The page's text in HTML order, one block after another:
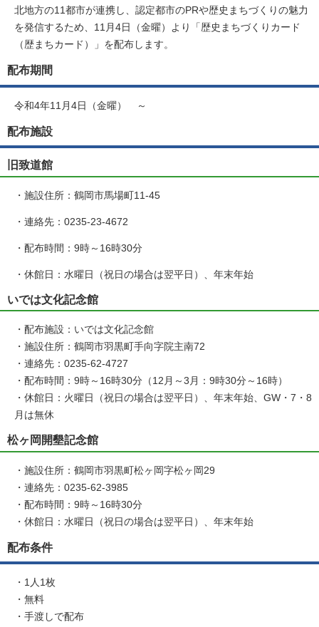
北地方の11都市が連携し、認定都市のPRや歴史まちづくりの魅力
を発信するため、11月4日（金曜）より「歴史まちづくりカード
（歴まちカード）」を配布します。
配布期間
令和4年11月4日（金曜） ～
配布施設
旧致道館
・施設住所：鶴岡市馬場町11-45
・連絡先：0235-23-4672
・配布時間：9時～16時30分
・休館日：水曜日（祝日の場合は翌平日）、年末年始
いでは文化記念館
・配布施設：いでは文化記念館
・施設住所：鶴岡市羽黒町手向字院主南72
・連絡先：0235-62-4727
・配布時間：9時～16時30分（12月～3月：9時30分～16時）
・休館日：火曜日（祝日の場合は翌平日）、年末年始、GW・7・8
月は無休
松ヶ岡開墾記念館
・施設住所：鶴岡市羽黒町松ヶ岡字松ヶ岡29
・連絡先：0235-62-3985
・配布時間：9時～16時30分
・休館日：水曜日（祝日の場合は翌平日）、年末年始
配布条件
・1人1枚
・無料
・手渡しで配布